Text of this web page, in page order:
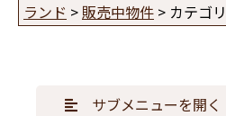
ランド >販売中物件 > カテゴ
サブメニューを開く